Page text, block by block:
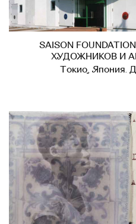
SAISON
ХУДОЖНИКОВ И
Токио, Япония.